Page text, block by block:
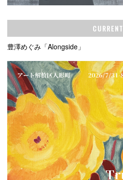
CURRENT
豊澤めぐみ「Alongside」